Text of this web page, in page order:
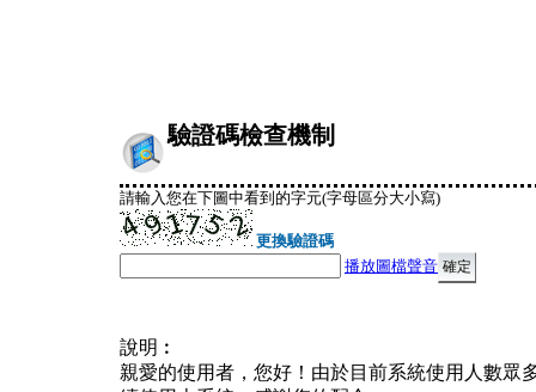
驗證碼檢查機制
請輸入您在下圖中看到的字元(字母區分大小寫)
更換驗證碼
播放圖檔聲音
說明︰
親愛的使用者，您好！由於目前系統使用人數眾